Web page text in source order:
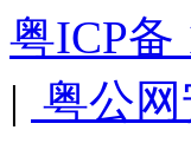
粤ICP备
| 粤公网